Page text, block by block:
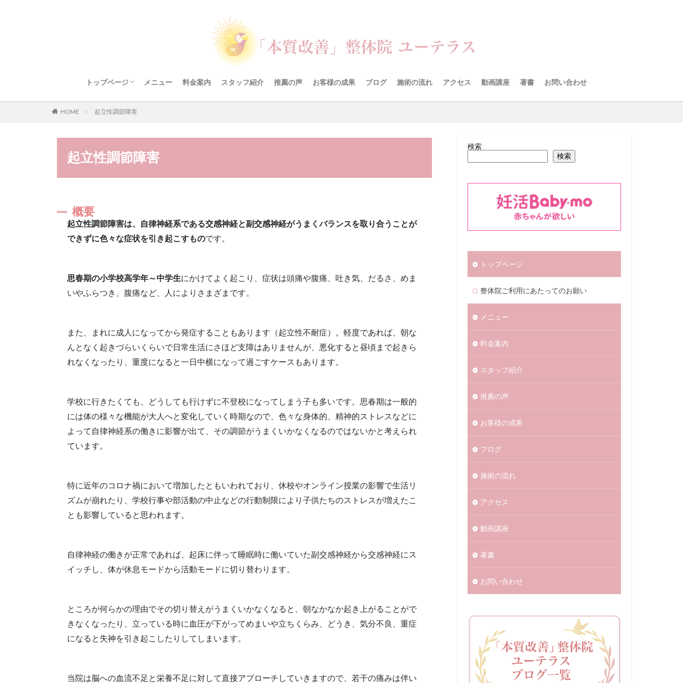
トップページ
整体院ご利用にあたってのお願い
メニュー 料金案内 スタッフ紹介 推薦の声 お客様の成果 ブログ 施術の流れ アクセス 動画講座 著書 お問い合わせ
HOME 起立性調節障害
起立性調節障害
概要
起立性調節障害は、自律神経系である交感神経と副交感神経がうまくバランスを取り合うことが
できずに色々な症状を引き起こすものです。
思春期の小学校高学年～中学生にかけてよく起こり、症状は頭痛や腹痛、吐き気、だるさ、めま
いやふらつき、腹痛など、人によりさまざまです。
また、まれに成人になってから発症することもあります（起立性不耐症）。軽度であれば、朝な
んとなく起きづらいくらいで日常生活にさほど支障はありませんが、悪化すると昼頃まで起きら
れなくなったり、重度になると一日中横になって過ごすケースもあります。
学校に行きたくても、どうしても行けずに不登校になってしまう子も多いです。思春期は一般的
には体の様々な機能が大人へと変化していく時期なので、色々な身体的、精神的ストレスなどに
よって自律神経系の働きに影響が出て、その調節がうまくいかなくなるのではないかと考えられ
ています。
特に近年のコロナ禍において増加したともいわれており、休校やオンライン授業の影響で生活リ
ズムが崩れたり、学校行事や部活動の中止などの行動制限により子供たちのストレスが増えたこ
とも影響していると思われます。
自律神経の働きが正常であれば、起床に伴って睡眠時に働いていた副交感神経から交感神経にス
イッチし、体が休息モードから活動モードに切り替わります。
ところが何らかの理由でその切り替えがうまくいかなくなると、朝なかなか起き上がることがで
きなくなったり、立っている時に血圧が下がってめまいや立ちくらみ、どうき、気分不良、重症
になると失神を引き起こしたりしてしまいます。
当院は脳への血流不足と栄養不足に対して直接アプローチしていきますので、若干の痛みは伴い
検索
検索
トップページ
整体院ご利用にあたってのお願い
メニュー
料金案内
スタッフ紹介
推薦の声
お客様の成果
ブログ
施術の流れ
アクセス
動画講座
著書
お問い合わせ